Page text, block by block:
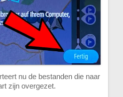
nu de bestanden die naar
zijn overgezet.